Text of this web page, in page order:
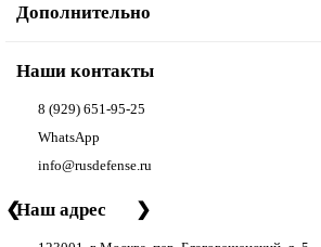
Дополнительно
Наши контакты
8 (929) 651-95-25
WhatsApp
info@rusdefense.ru
❮Наш адрес ❯